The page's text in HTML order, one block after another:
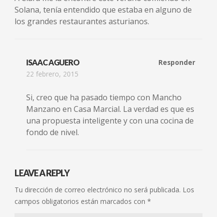
Solana, tenía entendido que estaba en alguno de
los grandes restaurantes asturianos.
ISAAC AGUERO
22 febrero, 2015
Responder
Si, creo que ha pasado tiempo con Mancho
Manzano en Casa Marcial. La verdad es que es
una propuesta inteligente y con una cocina de
fondo de nivel.
LEAVE A REPLY
Tu dirección de correo electrónico no será publicada. Los
campos obligatorios están marcados con *